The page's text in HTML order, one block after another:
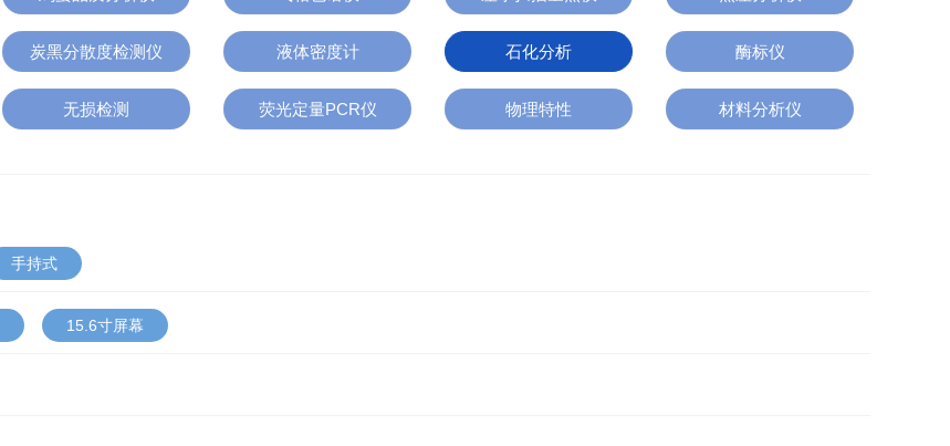
炭黑分散度检测仪 液体密度计 石化分析 酶标仪
无损检测 荧光定量PCR仪 物理特性 材料分析仪
手持式
15.6寸屏幕